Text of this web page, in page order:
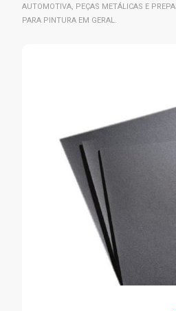
AUTOMOTIVA, PEÇAS METÁLICAS E
PARA PINTURA EM GERAL.